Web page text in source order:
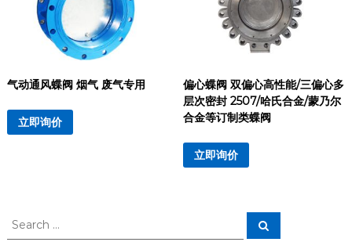
气动通风蝶阀 烟气 废气专用
立即询价
偏心蝶阀 双偏心高性能/三偏心多
层次密封 2507/哈氏合金/蒙乃尔
合金等订制类蝶阀
立即询价
S
S
e